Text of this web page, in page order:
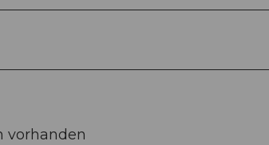
vorhanden